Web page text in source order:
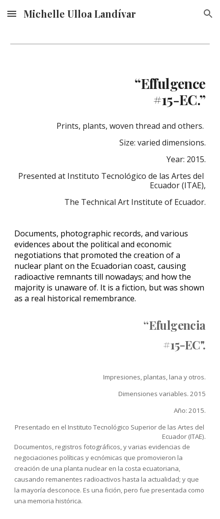
Skip to main content Skip to navigation
Michelle Ulloa Landívar
“Effulgence
#15-EC.”
Prints, plants, woven thread and others.
Size: varied dimensions.
Year: 2015.
Presented at Instituto Tecnológico de las Artes del
Ecuador (ITAE),
The Technical Art Institute of Ecuador.
Documents, photographic records, and various
evidences about the political and economic
negotiations that promoted the creation of a
nuclear plant on the Ecuadorian coast, causing
radioactive remnants till nowadays; and how the
majority is unaware of. It is a fiction, but was shown
as a real historical remembrance.
“Efulgencia
#15-EC".
Impresiones, plantas, lana y otros.
Dimensiones variables. 2015
Año: 2015.
Presentado en el Instituto Tecnológico Superior de las Artes del
Ecuador (ITAE).
Documentos, registros fotográficos, y varias evidencias de
negociaciones políticas y ecnómicas que promovieron la
creación de una planta nuclear en la costa ecuatoriana,
causando remanentes radioactivos hasta la actualidad; y que
la mayoría desconoce. Es una fición, pero fue presentada como
una memoria histórica.